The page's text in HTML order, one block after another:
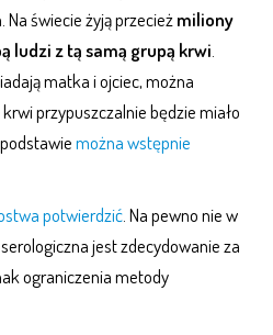
świecie żyją przecieżmiliony
ludzi z tą samą grupą krwi
matka i ojciec, można
przypuszczalnie będzie miało
można wstępnie
potwierdzić . Na pewno nie w
jest zdecydowanie za
ograniczenia metody